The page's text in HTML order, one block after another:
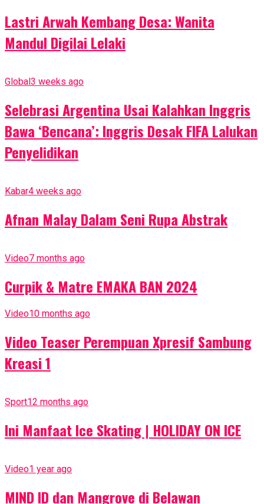
Lastri Arwah Kembang Desa: Wanita
Mandul Digilai Lelaki
Global3 weeks ago
Selebrasi Argentina Usai Kalahkan Inggris
Bawa ‘Bencana’: Inggris Desak FIFA Lalukan
Penyelidikan
Kabar4 weeks ago
Afnan Malay Dalam Seni Rupa Abstrak
Video7 months ago
Curpik & Matre EMAKA BAN 2024
Video10 months ago
Video Teaser Perempuan Xpresif Sambung
Kreasi 1
Sport12 months ago
Ini Manfaat Ice Skating | HOLIDAY ON ICE
Video1 year ago
MIND ID dan Mangrove di Belawan